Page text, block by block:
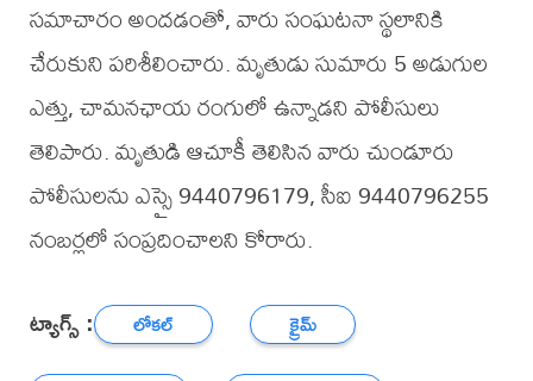
సమాచారం అందడంతో, వారు సంఘటనా స్థలానికి
చేరుకుని పరిశీలించారు. మృతుడు సుమారు 5 అడుగుల
ఎత్తు, చామనఛాయ రంగులో ఉన్నాడని పోలీసులు
తెలిపారు. మృతుడి ఆచూకీ తెలిసిన వారు చుండూరు
పోలీసులను ఎస్సై 9440796179, సీఐ 9440796255
నంబర్లలో సంప్రదించాలని కోరారు.
ట్యాగ్స్ : లోకల్
క్రైమ్